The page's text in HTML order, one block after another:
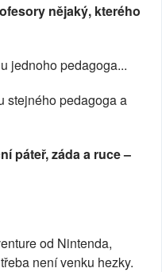
nějaký, kterého
jednoho pedagoga...
stejného pedagoga a
páteř, záda a ruce –
od Nintenda,
není venku hezky.